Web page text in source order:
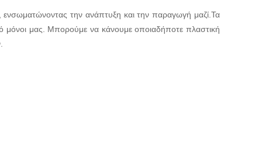
την ανάπτυξη και την παραγωγή μαζί.Τα
μόνοι μας. Μπορούμε να κάνουμε οποιαδήποτε πλαστική